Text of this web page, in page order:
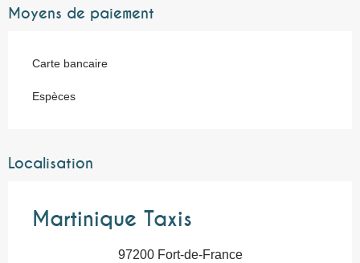
Moyens de paiement
Carte bancaire
Espèces
Localisation
Martinique Taxis
97200 Fort-de-France